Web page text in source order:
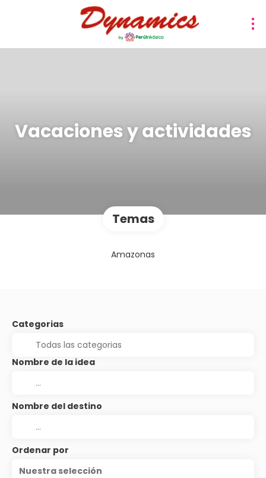
Vacaciones y actividades
Temas
Amazonas
Categorias
Nombre de la idea
Nombre del destino
Ordenar por
Nuestra selección